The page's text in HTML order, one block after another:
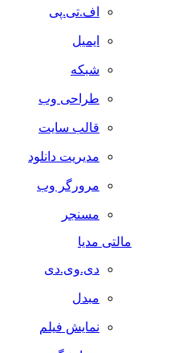
اف.تی.پی
طراحی وب
قالب سایت
مدیریت دانلود
مرورگر وب
مسنجر
مدیا
دی.وی.دی
نمایش فیلم